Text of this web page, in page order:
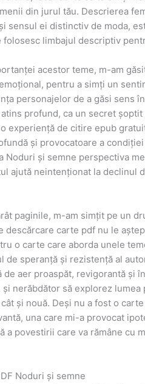
din jurul tău. Descrierea
sensul ei distinctiv de moda,
folosesc limbajul descriptiv
acestor teme, m-am
pentru a simți un
personajelor de a găsi sens
profund, ca un secret
experiență de citire epub
și provocatoare a
Noduri și semne perspectiva
ajută neintenționat la declinul
paginile, m-am simțit pe un
descărcare carte pdf nu le
o carte care aborda unele
de speranță și rezistență al
de aer proaspăt, revigorantă și
nerăbdător să explorez
și nouă. Deși nu a fost o
una care mi-a provocat
a povestirii care va rămâne cu
Noduri și semne